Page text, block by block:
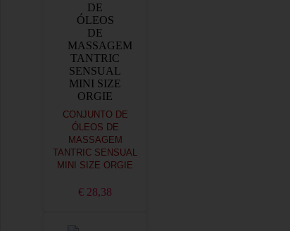
CONJUNTO DE
ÓLEOS DE
MASSAGEM
TANTRIC SENSUAL
MINI SIZE ORGIE
€ 28,38